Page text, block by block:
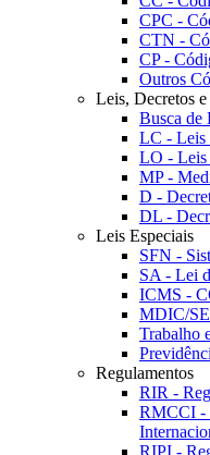
CPC -
CTN -
CP -
Outros
Leis, Decretos
Busca de
LC - Leis
LO - Leis
MP -
D -
DL -
Leis Especiais
SFN -
SA - Lei
ICMS -
MDIC/
Trabalho
Regulamentos
RIR -
RMCCI -
RIPI -